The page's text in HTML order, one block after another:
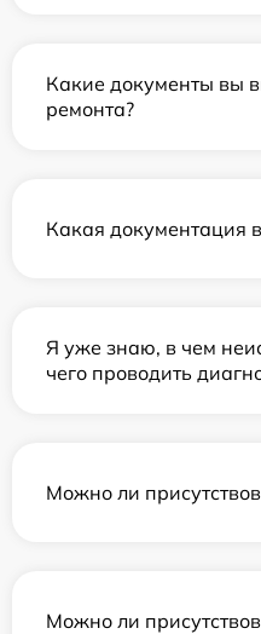
Какие документы вы
ремонта?
Какая документация
Я уже знаю, в чем
чего проводить
Можно ли
Можно ли